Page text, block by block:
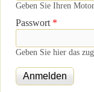
Geben Sie Ihren
Passwort *
Geben Sie hier das